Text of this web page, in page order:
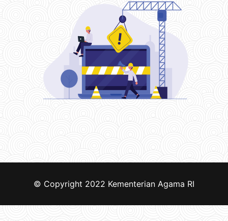
© Copyright 2022 Kementerian Agama RI